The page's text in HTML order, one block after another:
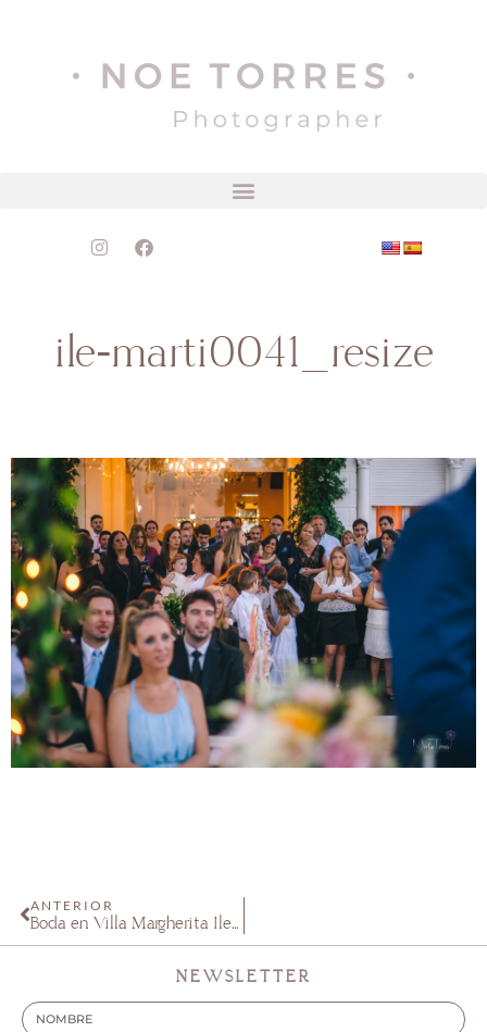
ile-marti0041_resize
ANTERIOR
Boda en Villa Margherita Ile & Martiniano Molina
NEWSLETTER